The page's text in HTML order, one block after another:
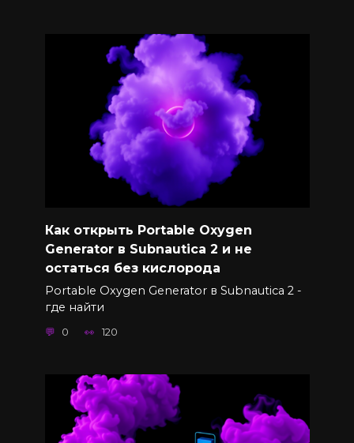
Как открыть Portable Oxygen
Generator в Subnautica 2 и не
остаться без кислорода
Portable Oxygen Generator в Subnautica 2 -
где найти
0 120